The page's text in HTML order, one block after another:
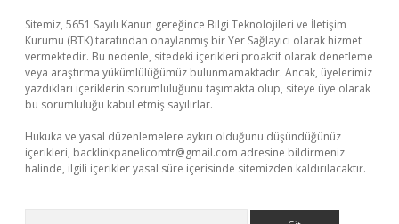
Sitemiz, 5651 Sayılı Kanun gereğince Bilgi Teknolojileri ve İletişim
Kurumu (BTK) tarafından onaylanmış bir Yer Sağlayıcı olarak hizmet
vermektedir. Bu nedenle, sitedeki içerikleri proaktif olarak denetleme
veya araştırma yükümlülüğümüz bulunmamaktadır. Ancak, üyelerimiz
yazdıkları içeriklerin sorumluluğunu taşımakta olup, siteye üye olarak
bu sorumluluğu kabul etmiş sayılırlar.
Hukuka ve yasal düzenlemelere aykırı olduğunu düşündüğünüz
içerikleri, backlinkpanelicomtr@gmail.com adresine bildirmeniz
halinde, ilgili içerikler yasal süre içerisinde sitemizden kaldırılacaktır.